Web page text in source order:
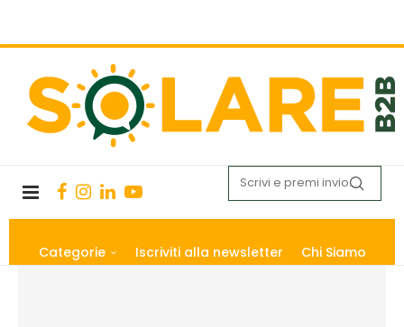
Categorie Iscriviti alla newsletter Chi Siamo